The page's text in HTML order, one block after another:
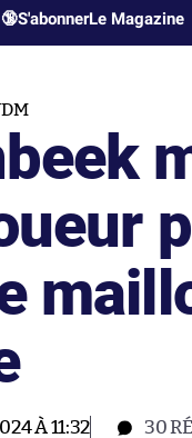
S'abonnerLe Magazine
À 11:32 30